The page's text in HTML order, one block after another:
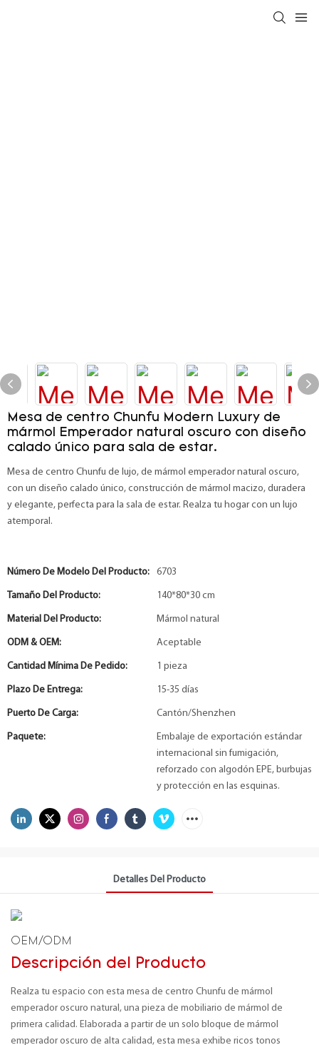
Mesa de centro Chunfu Modern Luxury de
mármol Emperador natural oscuro con diseño
calado único para sala de estar.
Mesa de centro Chunfu de lujo, de mármol emperador natural oscuro,
con un diseño calado único, construcción de mármol macizo, duradera
y elegante, perfecta para la sala de estar. Realza tu hogar con un lujo
atemporal.
Número De Modelo Del Producto: 6703
Tamaño Del Producto: 140*80*30 cm
Material Del Producto: Mármol natural
ODM & OEM: Aceptable
Cantidad Mínima De Pedido: 1 pieza
Plazo De Entrega: 15-35 días
Puerto De Carga: Cantón/Shenzhen
Paquete:
Embalaje de exportación estándar
internacional sin fumigación,
reforzado con algodón EPE, burbujas
y protección en las esquinas.
Detalles Del Producto
OEM/ODM
Descripción del Producto
Realza tu espacio con esta mesa de centro Chunfu de mármol
emperador oscuro natural, una pieza de mobiliario de mármol de
primera calidad. Elaborada a partir de un solo bloque de mármol
emperador oscuro de alta calidad, esta mesa exhibe ricos tonos